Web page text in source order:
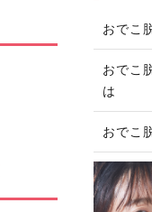
おでこ
おでこ
は
おでこ